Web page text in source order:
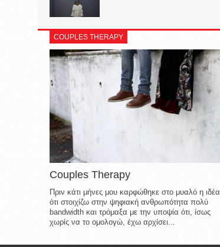
COUPLES THERAPY
Couples Therapy
Πριν κάτι μήνες μου καρφώθηκε στο μυαλό η ιδέα
ότι στοιχίζω στην ψηφιακή ανθρωπότητα πολύ
bandwidth και τρόμαξα με την υποψία ότι, ίσως
χωρίς να το ομολογώ, έχω αρχίσει...